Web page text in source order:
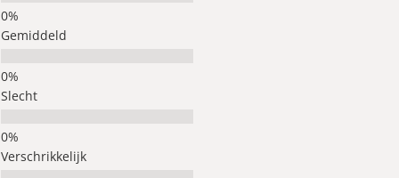
Gemiddeld
Slecht
Verschrikkelijk